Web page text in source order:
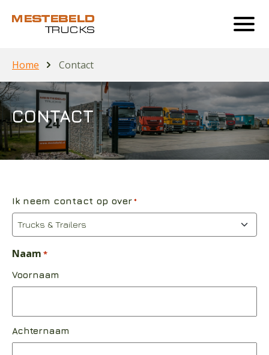
Home Contact
CONTACT
Ik neem contact op over *
Naam *
Voornaam
Achternaam